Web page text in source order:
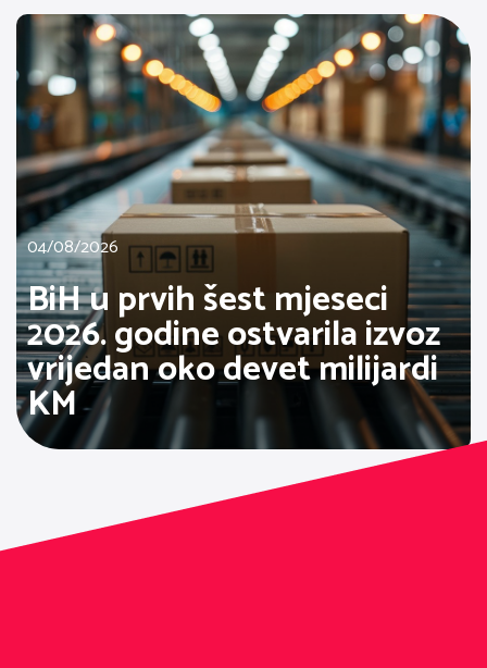
04/08/2026
BiH u prvih šest mjeseci
2026. godine ostvarila izvoz
vrijedan oko devet milijardi
KM